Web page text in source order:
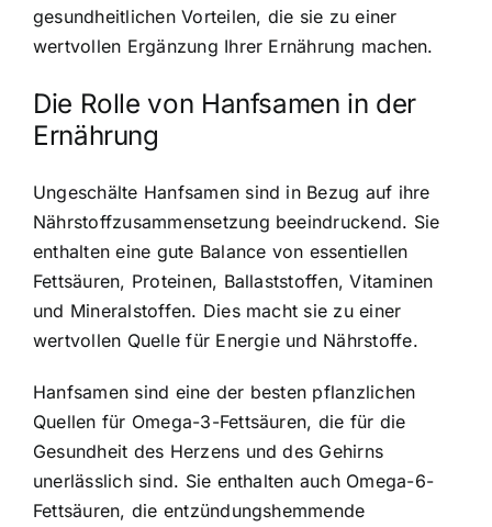
gesundheitlichen Vorteilen, die sie zu einer
wertvollen Ergänzung Ihrer Ernährung machen.
Die Rolle von Hanfsamen in der
Ernährung
Ungeschälte Hanfsamen sind in Bezug auf ihre
Nährstoffzusammensetzung beeindruckend. Sie
enthalten eine gute Balance von essentiellen
Fettsäuren, Proteinen, Ballaststoffen, Vitaminen
und Mineralstoffen. Dies macht sie zu einer
wertvollen Quelle für Energie und Nährstoffe.
Hanfsamen sind eine der besten pflanzlichen
Quellen für Omega-3-Fettsäuren, die für die
Gesundheit des Herzens und des Gehirns
unerlässlich sind. Sie enthalten auch Omega-6-
Fettsäuren, die entzündungshemmende